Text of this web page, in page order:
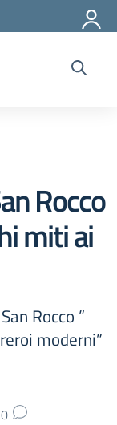
Rocco
miti ai
Rocco ”
moderni”
0